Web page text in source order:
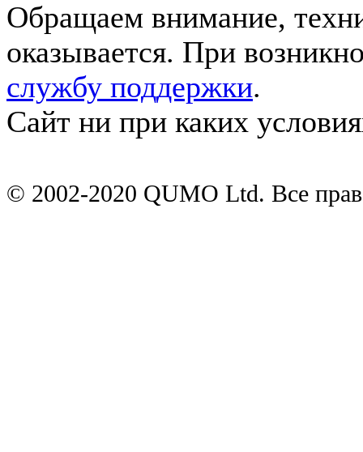
Обращаем внимание,
оказывается. При
службу поддержки.
Сайт ни при каких
© 2002-2020 QUMO Ltd. Все